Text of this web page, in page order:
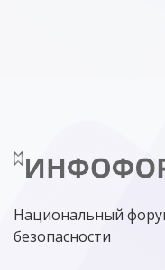
Национальный
безопасности